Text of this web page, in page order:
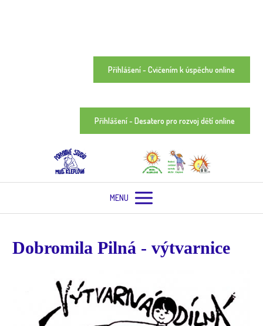
Přihlášení - Cvičením k úspěchu online
Přihlášení - Desatero pro rozvoj dětí online
MENU
Dobromila Pilná - výtvarnice